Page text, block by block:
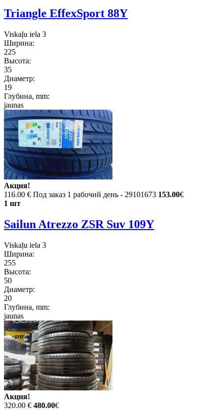
Triangle EffexSport 88Y
Viskaļu iela 3
Ширина:
225
Высота:
35
Диаметр:
19
Глубина, mm:
jaunas
Акция!
116.00 € Под заказ 1 рабочий день - 29101673 153.00€
1 шт
Sailun Atrezzo ZSR Suv 109Y
Viskaļu iela 3
Ширина:
255
Высота:
50
Диаметр:
20
Глубина, mm:
jaunas
Акция!
320.00 € 480.00€